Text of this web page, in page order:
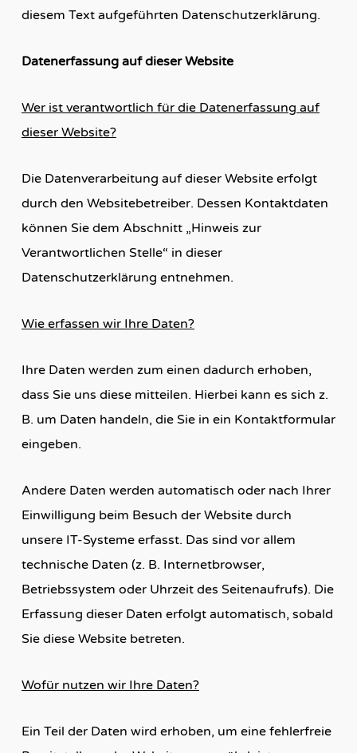
diesem Text aufgeführten Datenschutzerklärung.
Datenerfassung auf dieser Website
Wer ist verantwortlich für die Datenerfassung auf
dieser Website?
Die Datenverarbeitung auf dieser Website erfolgt
durch den Websitebetreiber. Dessen Kontaktdaten
können Sie dem Abschnitt „Hinweis zur
Verantwortlichen Stelle“ in dieser
Datenschutzerklärung entnehmen.
Wie erfassen wir Ihre Daten?
Ihre Daten werden zum einen dadurch erhoben,
dass Sie uns diese mitteilen. Hierbei kann es sich z.
B. um Daten handeln, die Sie in ein Kontaktformular
eingeben.
Andere Daten werden automatisch oder nach Ihrer
Einwilligung beim Besuch der Website durch
unsere IT-Systeme erfasst. Das sind vor allem
technische Daten (z. B. Internetbrowser,
Betriebssystem oder Uhrzeit des Seitenaufrufs). Die
Erfassung dieser Daten erfolgt automatisch, sobald
Sie diese Website betreten.
Wofür nutzen wir Ihre Daten?
Ein Teil der Daten wird erhoben, um eine fehlerfreie